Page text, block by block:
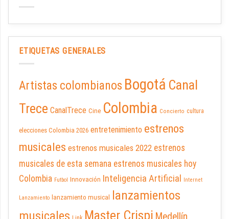
ETIQUETAS GENERALES
Artistas colombianos Bogotá Canal
Trece CanalTrece Cine Colombia Concierto cultura
elecciones Colombia 2026 entretenimiento estrenos
musicales estrenos musicales 2022 estrenos
musicales de esta semana estrenos musicales hoy
Colombia Futbol Innovación Inteligencia Artificial Internet
Lanzamiento lanzamiento musical
lanzamientos
musicales
Master Crispi Medellín